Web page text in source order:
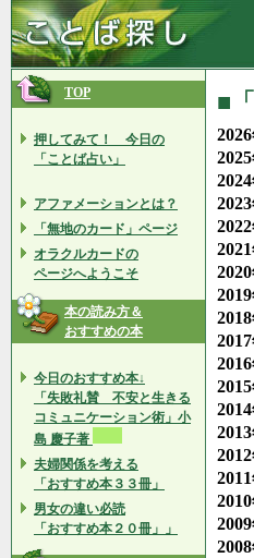
TOP
押してみて！ 今日の
「ことば占い」
アファメーションとは？
「無地のカード」ページ
オラクルカードの
ページへようこそ
本の読み方＆
おすすめの本
今日のおすすめ本↓
「失敗礼賛 不安と生きる
コミュニケーション術」小
島 慶子著
夫婦関係を考える
「おすすめ本３３冊」
男女の違い必読
「おすすめ本２０冊」」
■